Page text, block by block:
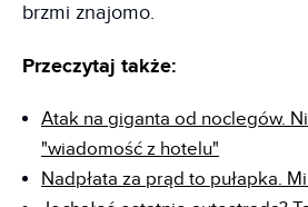
brzmi znajomo.
Przeczytaj także:
Atak na giganta od noclegów.
"wiadomość z hotelu"
Nadpłata za prąd to pułapka.